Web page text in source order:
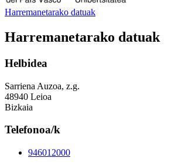
Harremanetarako datuak
Harremanetarako datuak
Helbidea
Sarriena Auzoa, z.g.
48940 Leioa
Bizkaia
Telefonoa/k
946012000